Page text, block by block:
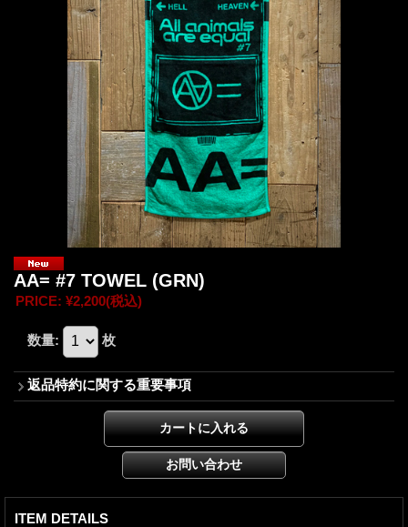
AA= #7 TOWEL (GRN)
PRICE: ¥2,200(税込)
数量: 枚
返品特約に関する重要事項
ITEM DETAILS